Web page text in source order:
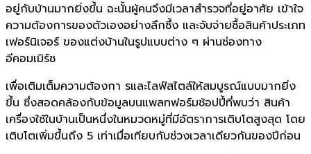
อยู่กับบ้านมากยิ่งขึ้น ฉะนั้นผู้คนจึงมีเวลาสำรวจที่อยู่อาศัย เข้าใจ
ความต้องการของตัวเองอย่างลึกซึ้ง และจับจ่ายซื้อสินค้าประเภท
เฟอร์นิเจอร์ ของแต่งบ้านในรูปแบบต่าง ๆ ผ่านช่องทาง
อีคอมเมิร์ซ
เพื่อเติมเต็มความต้องกา รและไลฟ์สไตล์ให้สมบูรณ์แบบมากยิ่ง
ขึ้น ซึ่งสอดคล้องกับข้อมูลบนแพลทฟอร์มช้อปปี้ที่พบว่า สินค้า
เครื่องใช้ในบ้านเป็นหนึ่งในหมวดหมู่ที่มีอัตราการเติบโตสูงสุด โดย
เติบโตเพิ่มขึ้นถึง 5 เท่าเมื่อเทียบกับช่วงเวลาเดียวกันของปีก่อน